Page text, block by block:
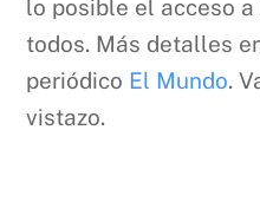
lo posible el acceso
todos. Más detalles
periódico El Mundo.
vistazo.